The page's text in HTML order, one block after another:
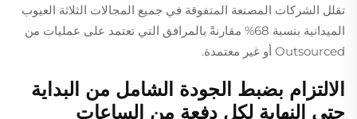
تقلل الشركات المصنعة المتفوقة في جميع المجالات الثلاثة العيوب
الميدانية بنسبة 68% مقارنةً بالمرافق التي تعتمد على عمليات من
Outsourced أو غير معتمدة.
الالتزام بضبط الجودة الشامل من البداية
حتى النهاية لكل دفعة من الساعات